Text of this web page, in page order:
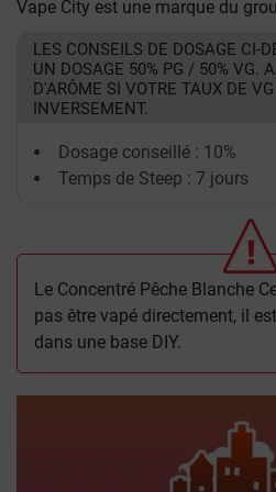
Vape City est une marque du
LES CONSEILS DE DOSAGE CI-
UN DOSAGE 50% PG / 50% VG.
D'ARÔME SI VOTRE TAUX DE
INVERSEMENT.
Dosage conseillé : 10%
Temps de Steep : 7 jours
Le Concentré Pêche Blanche
pas être vapé directement, il
dans une base DIY.